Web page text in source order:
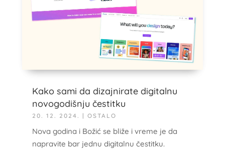
Kako sami da dizajnirate digitalnu
novogodišnju čestitku
20. 12. 2024. | OSTALO
Nova godina i Božić se bliže i vreme je da
napravite bar jednu digitalnu čestitku.